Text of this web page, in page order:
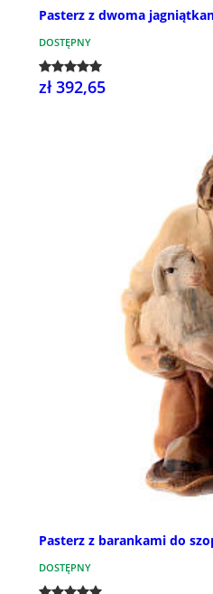
Pasterz z dwoma
DOSTĘPNY
zł 392,65
Pasterz z barankami do
DOSTĘPNY